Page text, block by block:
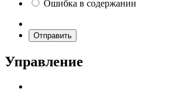
Ошибка в содержании
Отправить
Управление